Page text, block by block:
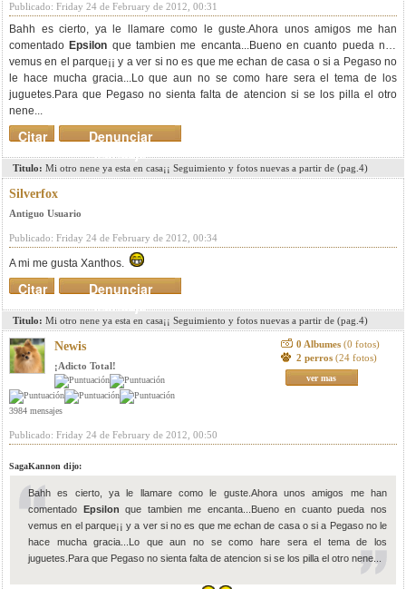
Publicado: Friday 24 de February de 2012, 00:31
Bahh es cierto, ya le llamare como le guste.Ahora unos amigos me han
comentado Epsilon que tambien me encanta...Bueno en cuanto pueda nos
vemus en el parque¡¡ y a ver si no es que me echan de casa o si a Pegaso no
le hace mucha gracia...Lo que aun no se como hare sera el tema de los
juguetes.Para que Pegaso no sienta falta de atencion si se los pilla el otro
nene...
Denunciar
mensaje
Citar
Titulo: Mi otro nene ya esta en casa¡¡ Seguimiento y fotos nuevas a partir de (pag.4)
Silverfox
Antiguo Usuario
Publicado: Friday 24 de February de 2012, 00:34
A mi me gusta Xanthos.
Denunciar
mensaje
Citar
Titulo: Mi otro nene ya esta en casa¡¡ Seguimiento y fotos nuevas a partir de (pag.4)
Newis
¡Adicto Total!
3984 mensajes
0 Albumes (0 fotos)
2 perros (24 fotos)
ver mas
Publicado: Friday 24 de February de 2012, 00:50
SagaKannon dijo:
Bahh es cierto, ya le llamare como le guste.Ahora unos amigos me han
comentado Epsilonque tambien me encanta...Bueno en cuanto pueda nos
vemus en el parque¡¡ y a ver si no es que me echan de casa o si a Pegaso no le
hace mucha gracia...Lo que aun no se como hare sera el tema de los
juguetes.Para que Pegaso no sienta falta de atencion si se los pilla el otro nene...